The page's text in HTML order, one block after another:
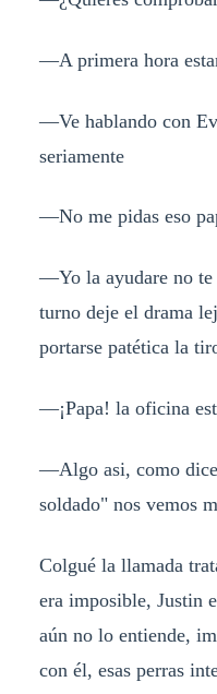
—A primera hora
—Ve hablando con
seriamente
—No me pidas eso
—Yo la ayudare no te
turno deje el drama
portarse patética la
—¡Papa! la oficina
—Algo asi, como
soldado" nos vemos
Colgué la llamada
era imposible, Justin
aún no lo entiende,
con él, esas perras